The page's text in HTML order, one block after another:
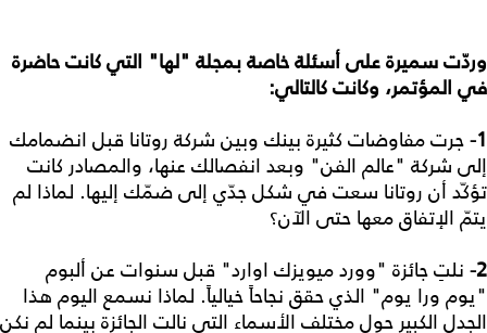
وردّت سميرة على أسئلة خاصة بمجلة "لها" التي كانت حاضرة
في المؤتمر، وكانت كالتالي:
1- جرت مفاوضات كثيرة بينك وبين شركة روتانا قبل انضمامك
إلى شركة "عالم الفن" وبعد انفصالك عنها، والمصادر كانت
تؤكّد أن روتانا سعت في شكل جدّي إلى ضمّك إليها. لماذا لم
يتمّ الإتفاق معها حتى الآن؟
2- نلتِ جائزة "وورد ميويزك اوارد" قبل سنوات عن ألبوم
"يوم ورا يوم" الذي حقق نجاحاً خيالياً. لماذا نسمع اليوم هذا
الجدل الكبير حول مختلف الأسماء التي نالت الجائزة بينما لم نكن